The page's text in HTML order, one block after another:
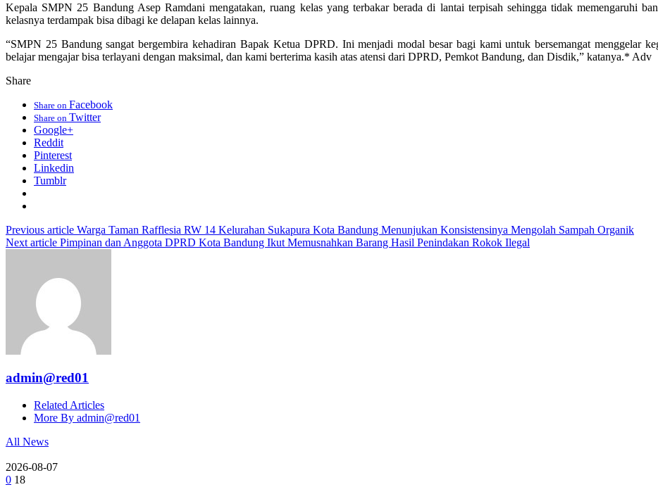
Kepala SMPN 25 Bandung Asep Ramdani mengatakan, ruang kelas yang terbakar berada di lantai terpisah sehingga tidak memengaruhi
kelasnya terdampak bisa dibagi ke delapan kelas lainnya.
“SMPN 25 Bandung sangat bergembira kehadiran Bapak Ketua DPRD. Ini menjadi modal besar bagi kami untuk bersemangat menggelar
belajar mengajar bisa terlayani dengan maksimal, dan kami berterima kasih atas atensi dari DPRD, Pemkot Bandung, dan Disdik,” katanya.* Adv
Share
Share on Facebook
Share on Twitter
Google+
Reddit
Pinterest
Linkedin
Tumblr
Previous article Warga Taman Rafflesia RW 14 Kelurahan Sukapura Kota Bandung Menunjukan Konsistensinya Mengolah Sampah Organik
Next article Pimpinan dan Anggota DPRD Kota Bandung Ikut Memusnahkan Barang Hasil Penindakan Rokok Ilegal
admin@red01
Related Articles
More By admin@red01
All News
2026-08-07
0 18